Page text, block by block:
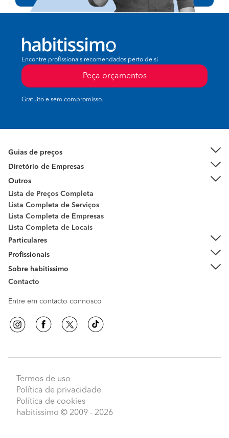
Encontre profissionais recomendados perto de si
Peça orçamentos
Gratuito e sem compromisso.
Guias de preços
Diretório de Empresas
Outros
Lista de Preços Completa
Lista Completa de Serviços
Lista Completa de Empresas
Lista Completa de Locais
Particulares
Profissionais
Sobre habitissimo
Contacto
Entre em contacto connosco
Termos de uso
Política de privacidade
Política de cookies
habitissimo © 2009 - 2026